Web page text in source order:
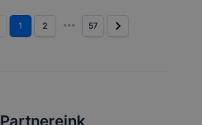
1 2 57
Partnereink